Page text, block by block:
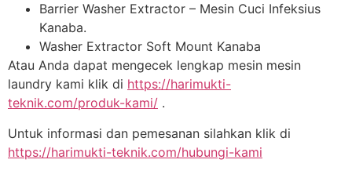
Barrier Washer Extractor – Mesin Cuci Infeksius
Kanaba.
Washer Extractor Soft Mount Kanaba
Atau Anda dapat mengecek lengkap mesin mesin
laundry kami klik di https://harimukti-
teknik.com/produk-kami/ .
Untuk informasi dan pemesanan silahkan klik di
https://harimukti-teknik.com/hubungi-kami